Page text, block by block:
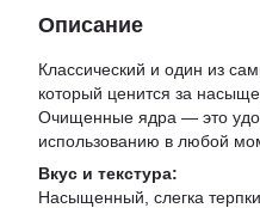
Описание
Классический и один из
который ценится за
Очищенные ядра — это
использованию в любой
Вкус и текстура:
Насыщенный, слегка